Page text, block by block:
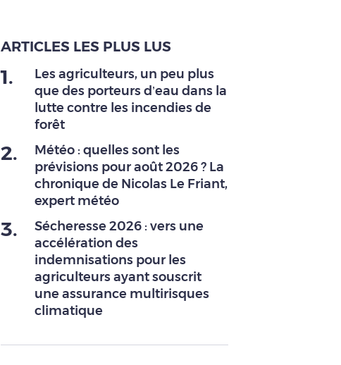
ARTICLES LES PLUS LUS
1.
Les agriculteurs, un peu plus
que des porteurs d’eau dans la
lutte contre les incendies de
forêt
2.
Météo : quelles sont les
prévisions pour août 2026 ? La
chronique de Nicolas Le Friant,
expert météo
3.
Sécheresse 2026 : vers une
accélération des
indemnisations pour les
agriculteurs ayant souscrit
une assurance multirisques
climatique